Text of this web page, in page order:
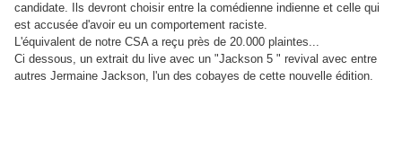
candidate. Ils devront choisir entre la comédienne indienne et celle qui
est accusée d'avoir eu un comportement raciste.
L'équivalent de notre CSA a reçu près de 20.000 plaintes...
Ci dessous, un extrait du live avec un "Jackson 5 " revival avec entre
autres Jermaine Jackson, l'un des cobayes de cette nouvelle édition.